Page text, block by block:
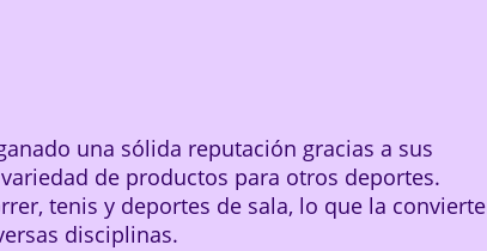
una sólida reputación gracias a sus
de productos para otros deportes.
tenis y deportes de sala, lo que la convierte
disciplinas.